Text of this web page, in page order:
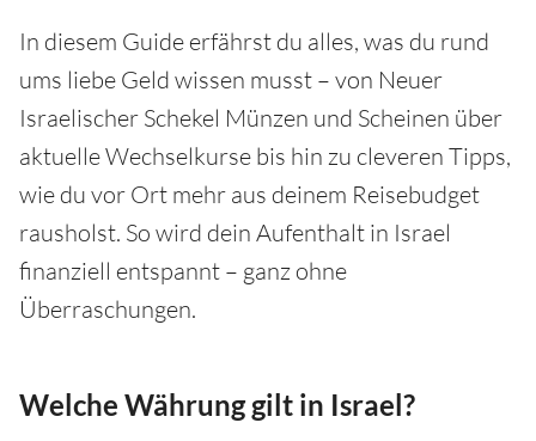
In diesem Guide erfährst du alles, was du rund
ums liebe Geld wissen musst – von Neuer
Israelischer Schekel Münzen und Scheinen über
aktuelle Wechselkurse bis hin zu cleveren Tipps,
wie du vor Ort mehr aus deinem Reisebudget
rausholst. So wird dein Aufenthalt in Israel
finanziell entspannt – ganz ohne
Überraschungen.
Welche Währung gilt in Israel?